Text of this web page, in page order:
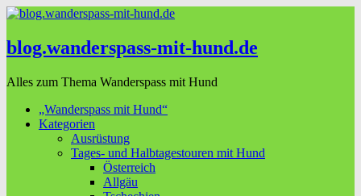
blog.wanderspass-mit-hund.de
Alles zum Thema Wanderspass mit Hund
„Wanderspass mit Hund“
Kategorien
Ausrüstung
Tages- und Halbtagestouren mit Hund
Österreich
Allgäu